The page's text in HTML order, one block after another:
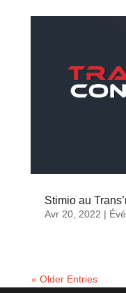
Stimio au
Avr 20, 2022 |
« Older Entries